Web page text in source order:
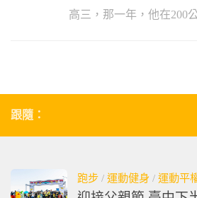
高三，那一年，他在200
跟隨：
跑步 / 運動健身 / 運動平